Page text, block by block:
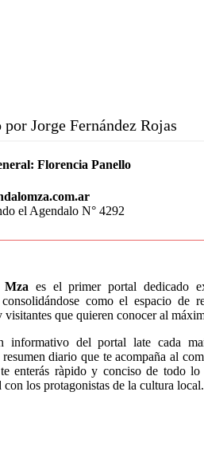
por Jorge Fernández Rojas
Florencia Panello
el Agendalo N° 4292
Mza es el primer portal dedicado
como el espacio de
visitantes que quieren conocer al
informativo del portal late cada
diario que te acompaña al
enterás ràpido y conciso de todo
con los protagonistas de la cultura